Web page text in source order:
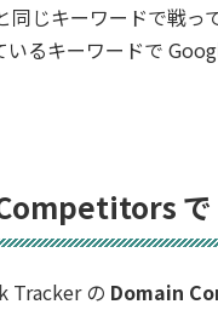
同じキーワードで戦
いるキーワードで
で
Tracker の Domain